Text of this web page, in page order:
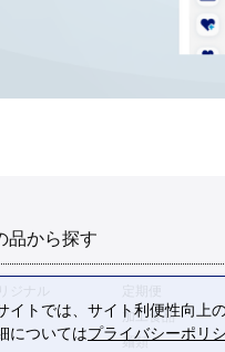
品から探す
加工食品
麺類
イトでは、サイト利便性向上
についてはプライバシーポリ